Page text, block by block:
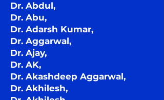
Dr. Abdul,
Dr. Abu,
Dr. Adarsh Kumar,
Dr. Aggarwal,
Dr. Ajay,
Dr. AK,
Dr. Akashdeep Aggarwal,
Dr. Akhilesh,